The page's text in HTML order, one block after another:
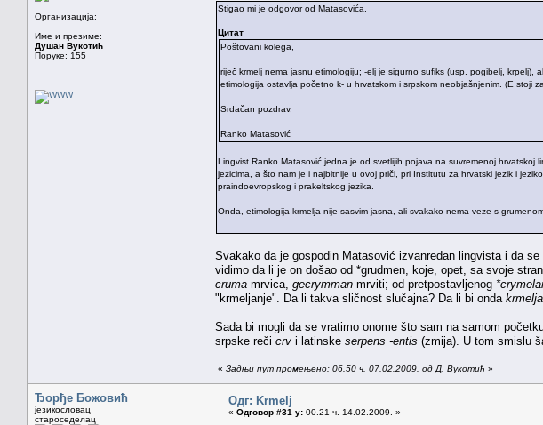
Организација:
Име и презиме:
Душан Вукотић
Поруке: 155
Stigao mi je odgovor od Matasovića.
Цитат
Poštovani kolega,
riječ krmelj nema jasnu etimologiju; -elj je sigurno sufiks (usp. pogibelj,
etimologija ostavlja početno k- u hrvatskom i srpskom neobjašnjenim. (E stoji
Srdačan pozdrav,
Ranko Matasović
Lingvist Ranko Matasović jedna je od svetlijih pojava na suvremenoj hrvatskoj
jezicima, a što nam je i najbitnije u ovoj priči, pri Institutu za hrvatski jezik i
praindoevropskog i prakeltskog jezika.
Onda, etimologija krmelja nije sasvim jasna, ali svakako nema veze s
Svakako da je gospodin Matasović izvanredan lingvista i da
vidimo da li je on došao od *grudmen, koje, opet, sa svoje
cruma mrvica, gecrymman mrviti; od pretpostavljenog
"krmeljanje". Da li takva sličnost slučajna? Da li bi onda
Sada bi mogli da se vratimo onome što sam na samom
srpske reči crv i latinske serpens -entis (zmija). U tom smislu
« Задњи пут промењено: 06.50 ч. 07.02.2009. од Д. Вукотић »
Ђорђе Божовић
језикословац
староседелац
Одг: Krmelj
« Одговор #31 у: 00.21 ч. 14.02.2009. »